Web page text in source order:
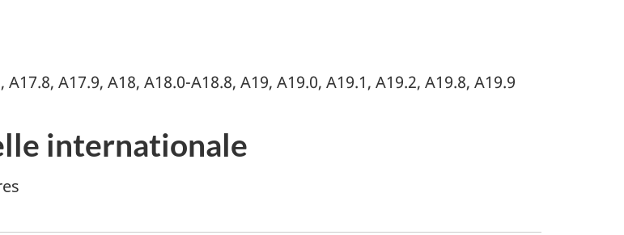
A17.9, A18, A18.0-A18.8, A19, A19.0, A19.1, A19.2, A19.8, A19.9
internationale